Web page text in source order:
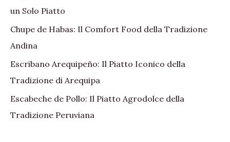
un Solo Piatto
Chupe de Habas: Il Comfort Food della Tradizione
Andina
Escribano Arequipeño: Il Piatto Iconico della
Tradizione di Arequipa
Escabeche de Pollo: Il Piatto Agrodolce della
Tradizione Peruviana